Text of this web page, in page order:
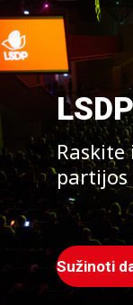
partijos
Sužinoti